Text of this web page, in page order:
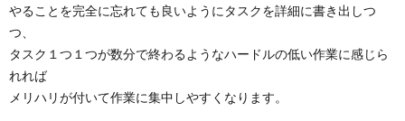
やることを完全に忘れても良いようにタスクを詳細に書き出しつ
つ、
タスク１つ１つが数分で終わるようなハードルの低い作業に感じら
れれば
メリハリが付いて作業に集中しやすくなります。